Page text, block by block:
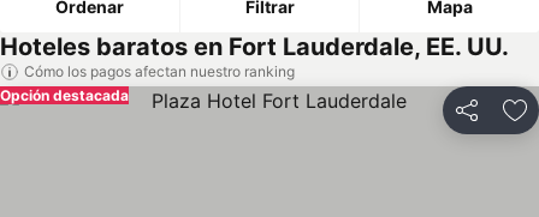
Ordenar Filtrar Mapa
Hoteles baratos en Fort Lauderdale, EE. UU.
Cómo los pagos afectan nuestro ranking
Compartir
Opción destacada